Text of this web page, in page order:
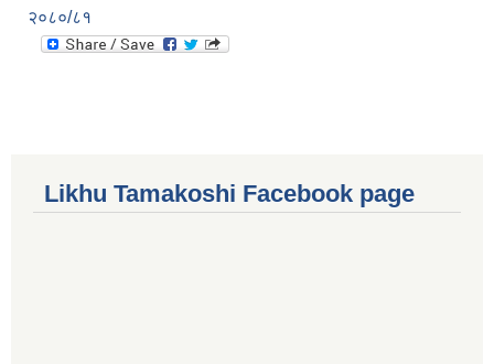
२०८०/८१
Likhu Tamakoshi Facebook page